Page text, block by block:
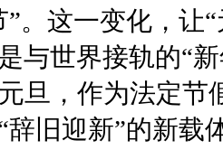
”。这一变化，
与世界接轨的
旦，作为法定
辞旧迎新”的新